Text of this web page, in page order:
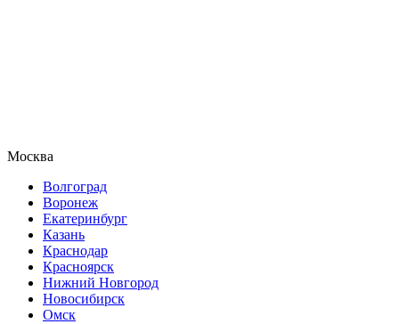
Москва
Волгоград
Воронеж
Екатеринбург
Казань
Краснодар
Красноярск
Нижний Новгород
Новосибирск
Омск